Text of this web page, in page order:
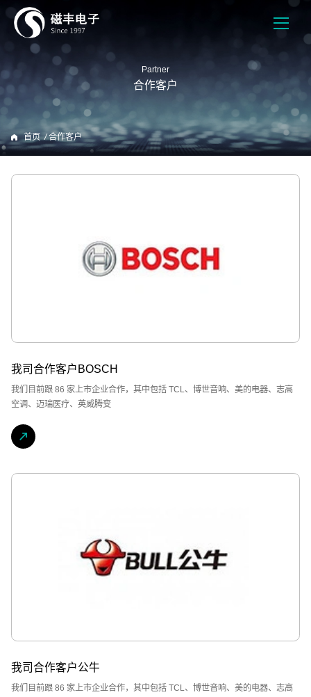
Partner
合作客户
首页 /合作客户
我司合作客户BOSCH
我们目前跟 86 家上市企业合作，其中包括 TCL、博世音响、美的电器、志高
空调、迈瑞医疗、英威腾变
我司合作客户公牛
我们目前跟 86 家上市企业合作，其中包括 TCL、博世音响、美的电器、志高